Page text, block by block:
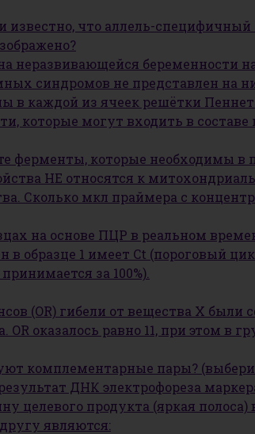
что аллель-
неразвивающейся беременности
синдромов не представлен на
каждой из ячеек решётки
которые могут входить в
которые необходимы в
НЕ относятся к
Сколько мкл праймера с
на основе ПЦР в реальном
образце 1 имеет Ct (пороговый
за 100%).
(OR) гибели от вещества Х были
оказалось равно 11, при этом в
комплементарные пары?
ДНК электрофореза маркера
целевого продукта (яркая полоса)
являются: